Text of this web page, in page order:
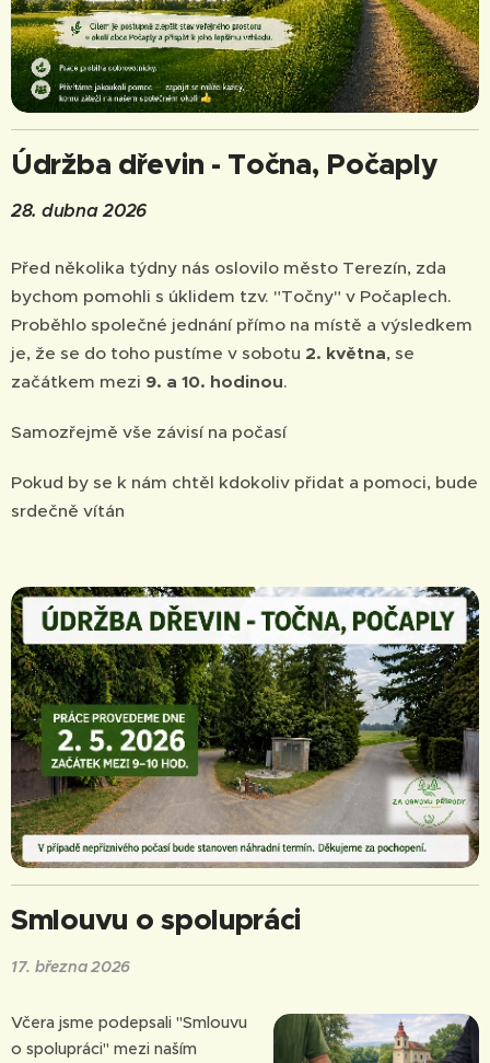
Údržba dřevin - Točna, Počaply
28. dubna 2026
Před několika týdny nás oslovilo město Terezín, zda
bychom pomohli s úklidem tzv. "Točny" v Počaplech.
Proběhlo společné jednání přímo na místě a výsledkem
je, že se do toho pustíme v sobotu 2. května, se
začátkem mezi 9. a 10. hodinou.
Samozřejmě vše závisí na počasí 🙂
Pokud by se k nám chtěl kdokoliv přidat a pomoci, bude
srdečně vítán 🌿
Smlouvu o spolupráci
17. března 2026
Včera jsme podepsali "Smlouvu
o spolupráci" mezi naším